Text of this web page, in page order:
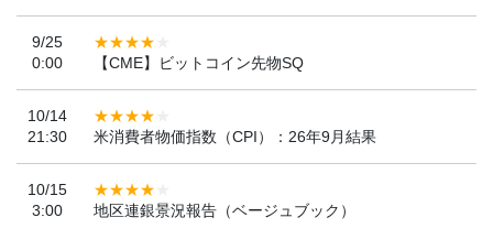
9/25
0:00
【CME】ビットコイン先物SQ
10/14
21:30
米消費者物価指数（CPI）：26年9月結果
10/15
3:00
地区連銀景況報告（ベージュブック）